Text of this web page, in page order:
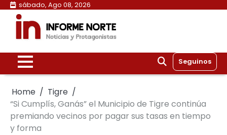
Skip
content
sábado, Ago 08, 2026
Seguinos
Home
Tigre
“Si Cumplís, Ganás” el Municipio de Tigre continúa
premiando vecinos por pagar sus tasas en tiempo
y forma